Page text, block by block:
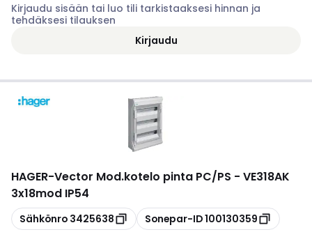
Kirjaudu sisään tai luo tili tarkistaaksesi hinnan ja
tehdäksesi tilauksen
Kirjaudu
HAGER-Vector Mod.kotelo pinta PC/PS - VE318AK
3x18mod IP54
Kopioi
Sähkönro 3425638 Kopioi
Sonepar-ID100130359